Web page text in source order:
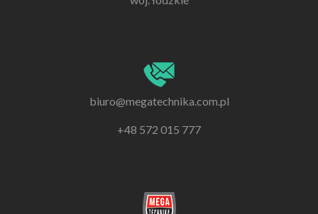
biuro@megatechnika.com.pl
+48 572 015 777